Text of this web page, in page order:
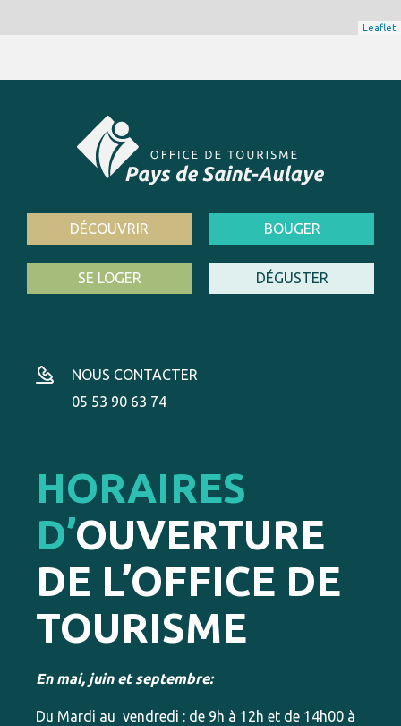
Leaflet
DÉCOUVRIR BOUGER
SE LOGER DÉGUSTER
NOUS CONTACTER
05 53 90 63 74
HORAIRES
D’OUVERTURE
DE L’OFFICE DE
TOURISME
En mai, juin et septembre:
Du Mardi au vendredi : de 9h à 12h et de 14h00 à